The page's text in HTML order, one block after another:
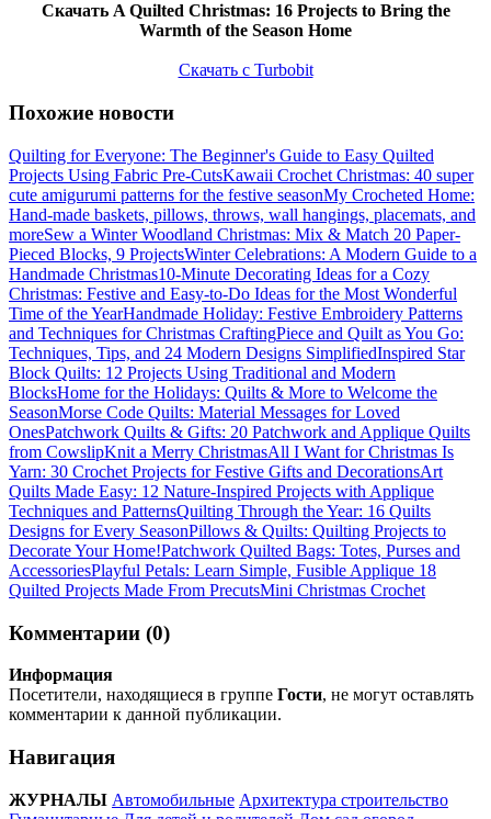
Скачать A Quilted Christmas: 16 Projects to Bring the
Warmth of the Season Home
Скачать с Turbobit
Похожие новости
Quilting for Everyone: The Beginner's Guide to Easy Quilted
Projects Using Fabric Pre-CutsKawaii Crochet Christmas: 40 super
cute amigurumi patterns for the festive seasonMy Crocheted Home:
Hand-made baskets, pillows, throws, wall hangings, placemats, and
moreSew a Winter Woodland Christmas: Mix & Match 20 Paper-
Pieced Blocks, 9 ProjectsWinter Celebrations: A Modern Guide to a
Handmade Christmas10-Minute Decorating Ideas for a Cozy
Christmas: Festive and Easy-to-Do Ideas for the Most Wonderful
Time of the YearHandmade Holiday: Festive Embroidery Patterns
and Techniques for Christmas CraftingPiece and Quilt as You Go:
Techniques, Tips, and 24 Modern Designs SimplifiedInspired Star
Block Quilts: 12 Projects Using Traditional and Modern
BlocksHome for the Holidays: Quilts & More to Welcome the
SeasonMorse Code Quilts: Material Messages for Loved
OnesPatchwork Quilts & Gifts: 20 Patchwork and Applique Quilts
from CowslipKnit a Merry ChristmasAll I Want for Christmas Is
Yarn: 30 Crochet Projects for Festive Gifts and DecorationsArt
Quilts Made Easy: 12 Nature-Inspired Projects with Applique
Techniques and PatternsQuilting Through the Year: 16 Quilts
Designs for Every SeasonPillows & Quilts: Quilting Projects to
Decorate Your Home!Patchwork Quilted Bags: Totes, Purses and
AccessoriesPlayful Petals: Learn Simple, Fusible Applique 18
Quilted Projects Made From PrecutsMini Christmas Crochet
Комментарии (0)
Информация
Посетители, находящиеся в группе Гости, не могут оставлять
комментарии к данной публикации.
Навигация
ЖУРНАЛЫ Автомобильные Архитектура строительство